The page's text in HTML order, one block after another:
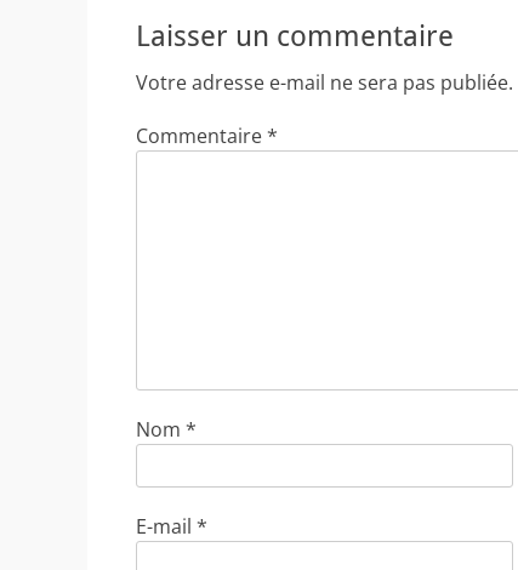
Laisser un commentaire
Votre adresse e-mail ne sera pas publiée.
Commentaire*
Nom *
E-mail *